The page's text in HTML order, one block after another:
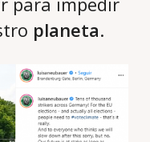
planeta.